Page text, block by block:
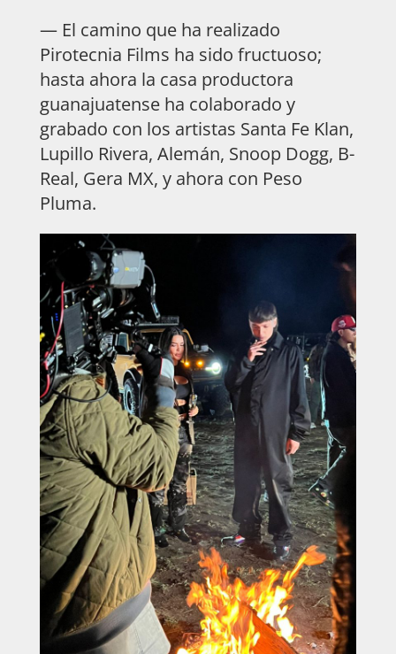
— El camino que ha realizado
Pirotecnia Films ha sido fructuoso;
hasta ahora la casa productora
guanajuatense ha colaborado y
grabado con los artistas Santa Fe Klan,
Lupillo Rivera, Alemán, Snoop Dogg, B-
Real, Gera MX, y ahora con Peso
Pluma.